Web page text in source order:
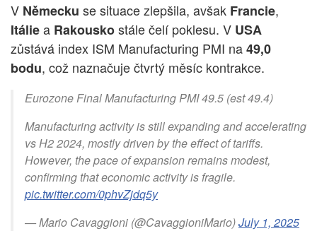
V Německu se situace zlepšila, avšak Francie,
Itáliea Rakouskostále čelí poklesu. V USA
zůstává index ISM Manufacturing PMI na49,0
bodu, což naznačuje čtvrtý měsíc kontrakce.
Eurozone Final Manufacturing PMI 49.5 (est 49.4)
Manufacturing activity is still expanding and accelerating
vs H2 2024, mostly driven by the effect of tariffs.
However, the pace of expansion remains modest,
confirming that economic activity is fragile.
pic.twitter.com/0phvZjdq5y
— Mario Cavaggioni (@CavaggioniMario)July 1, 2025